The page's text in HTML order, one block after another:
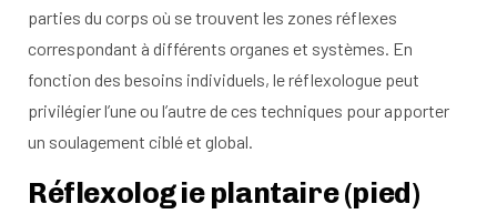
parties du corps où se trouvent les zones réflexes
correspondant à différents organes et systèmes. En
fonction des besoins individuels, le réflexologue peut
privilégier l’une ou l’autre de ces techniques pour apporter
un soulagement ciblé et global.
Réflexologie plantaire (pied)